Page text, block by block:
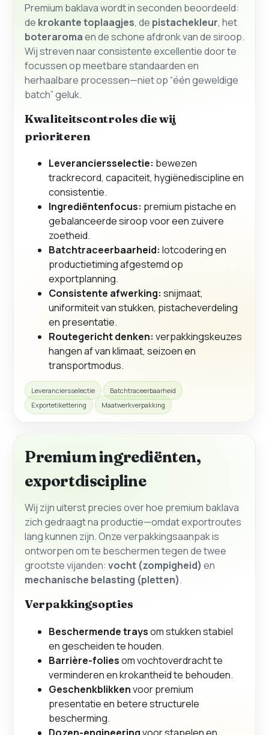
Premium baklava wordt in seconden beoordeeld:
de krokante toplaagjes, de pistachekleur, het
boteraromaen de schone afdronk van de siroop.
Wij streven naar consistente excellentie door te
focussen op meetbare standaarden en
herhaalbare processen—niet op “één geweldige
batch” geluk.
Kwaliteitscontroles die wij
prioriteren
Leveranciersselectie: bewezen
trackrecord, capaciteit, hygiënediscipline en
consistentie.
Ingrediëntenfocus: premium pistache en
gebalanceerde siroop voor een zuivere
zoetheid.
Batchtraceerbaarheid: lotcodering en
productietiming afgestemd op
exportplanning.
Consistente afwerking: snijmaat,
uniformiteit van stukken, pistacheverdeling
en presentatie.
Routegericht denken: verpakkingskeuzes
hangen af van klimaat, seizoen en
transportmodus.
Leveranciersselectie
Batchtraceerbaarheid
Exportetikettering
Maatwerkverpakking
Premium ingrediënten,
exportdiscipline
Wij zijn uiterst precies over hoe premium baklava
zich gedraagt na productie—omdat exportroutes
lang kunnen zijn. Onze verpakkingsaanpak is
ontworpen om te beschermen tegen de twee
grootste vijanden: vocht (zompigheid) en
mechanische belasting (pletten).
Verpakkingsopties
Beschermende traysom stukken stabiel
en gescheiden te houden.
Barrière-foliesom vochtoverdracht te
verminderen en krokantheid te behouden.
Geschenkblikkenvoor premium
presentatie en betere structurele
bescherming.